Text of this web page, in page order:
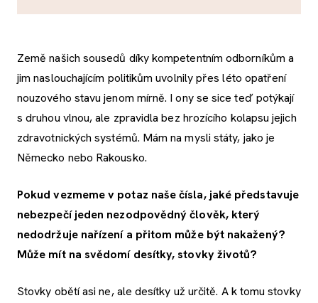
Země našich sousedů díky kompetentním odborníkům a
jim naslouchajícím politikům uvolnily přes léto opatření
nouzového stavu jenom mírně. I ony se sice teď potýkají
s druhou vlnou, ale zpravidla bez hrozícího kolapsu jejich
zdravotnických systémů. Mám na mysli státy, jako je
Německo nebo Rakousko.
Pokud vezmeme v potaz naše čísla, jaké představuje
nebezpečí jeden nezodpovědný člověk, který
nedodržuje nařízení a přitom může být nakažený?
Může mít na svědomí desítky, stovky životů?
Stovky obětí asi ne, ale desítky už určitě. A k tomu stovky